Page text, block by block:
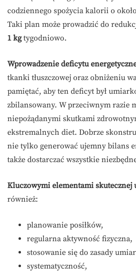
codziennego spożycia kalorii o około
Taki plan może prowadzić do
1 kgtygodniowo.
Wprowadzenie deficytu
tkanki tłuszczowej oraz obniżeniu
pamiętać, aby ten deficyt był
zbilansowany. W przeciwnym razie
niepożądanymi skutkami
ekstremalnych diet. Dobrze
nie tylko generować ujemny bilans
także dostarczać wszystkie
Kluczowymi elementami skutecznej
również:
planowanie posiłków,
regularna aktywność fizyczna,
stosowanie się do zasady
systematyczność,